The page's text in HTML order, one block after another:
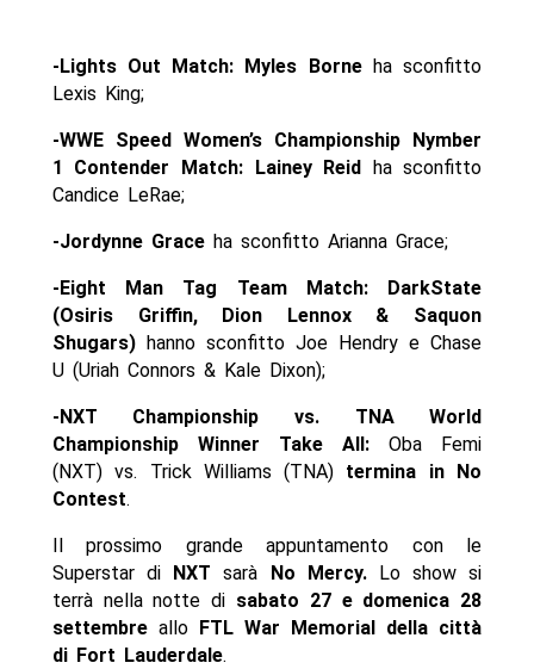
-Lights Out Match: Myles Borneha sconfitto
Lexis King;
-WWE Speed Women’s Championship Nymber
1 Contender Match: Lainey Reid
ha sconfitto
Candice LeRae;
-Jordynne Graceha sconfitto Arianna Grace;
-Eight Man Tag Team Match: DarkState
(Osiris Griffin, Dion Lennox & Saquon
Shugars)hanno sconfitto Joe Hendry e Chase
U (Uriah Connors & Kale Dixon);
-NXT Championship vs. TNA World
Championship Winner Take All: Oba Femi
(NXT) vs. Trick Williams (TNA) termina in No
Contest.
Il prossimo grande appuntamento con le
Superstar di
NXTsarà No Mercy.Lo show si
terrà nella notte di sabato 27 e domenica 28
settembreallo
FTL War Memorial della città
di Fort Lauderdale.